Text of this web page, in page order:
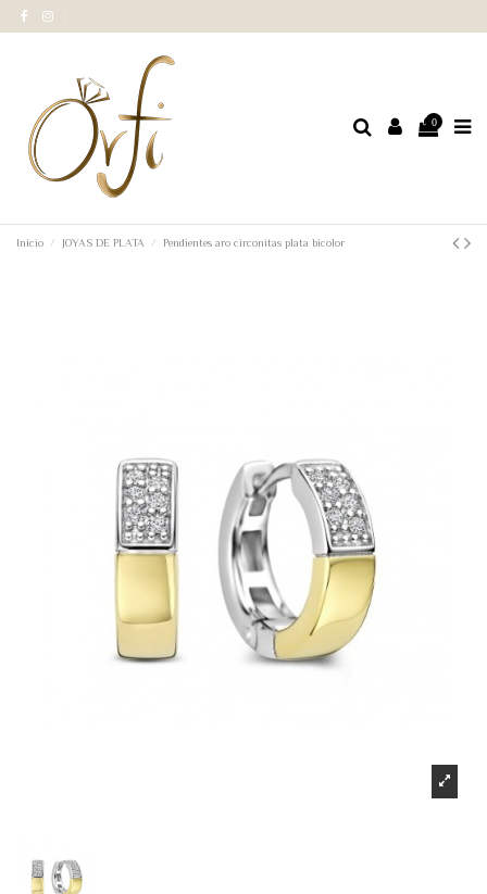
0
Inicio JOYAS DE PLATA Pendientes aro circonitas plata bicolor